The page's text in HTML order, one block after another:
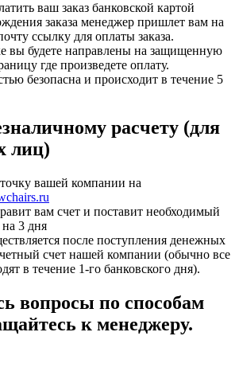
ваш заказ банковской картой
заказа менеджер пришлет вам на
ссылку для оплаты заказа.
вы будете направлены на защищенную
где произведете оплату.
безопасна и происходит в течение 5
расчету (для
лиц)
вашей компании на
вам счет и поставит необходимый
на 3 дня
после поступления денежных
счет нашей компании (обычно все
в течение 1-го банковского дня).
вопросы по способам
к менеджеру.